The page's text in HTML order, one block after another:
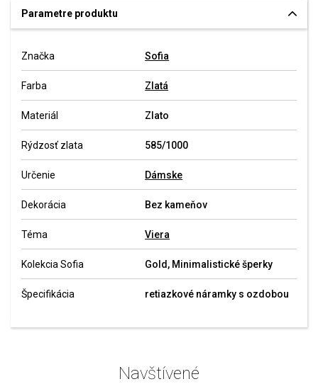
Parametre produktu
Značka Sofia
Farba Zlatá
Materiál Zlato
Rýdzosť zlata 585/1000
Určenie Dámske
Dekorácia Bez kameňov
Téma Viera
Kolekcia Sofia Gold, Minimalistické šperky
Špecifikácia retiazkové náramky s ozdobou
Navštívené